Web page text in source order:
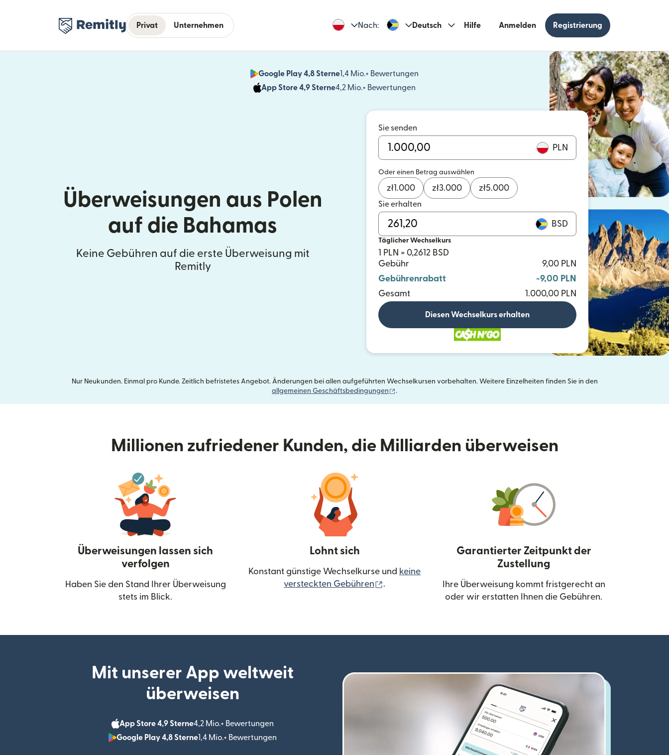
Privat Unternehmen Nach: Deutsch Hilfe Anmelden Registrierung
Google Play 4,8 Sterne1,4 Mio.+ Bewertungen
(wird in einem neuen Fenster geöffnet)
App Store 4,9 Sterne4,2 Mio.+ Bewertungen
(wird in einem neuen Fenster geöffnet)
Überweisungen aus Polen
auf die Bahamas
Keine Gebühren auf die erste Überweisung mit
Remitly
Sie senden
PLN
Oder einen Betrag auswählen
zł1.000 zł3.000 zł5.000
Sie erhalten
BSD
Täglicher Wechselkurs
1 PLN = 0,2612 BSD
Gebühr
9,00 PLN
Gebührenrabatt
-9,00 PLN
Gesamt
1.000,00 PLN
Diesen Wechselkurs erhalten
Nur Neukunden. Einmal pro Kunde. Zeitlich befristetes Angebot. Änderungen bei allen aufgeführten Wechselkursen vorbehalten. Weitere Einzelheiten finden Sie in den
allgemeinen Geschäftsbedingungen
(wird in einem neuen Fenster geöffnet)
.
Millionen zufriedener Kunden, die Milliarden überweisen
Überweisungen lassen sich
verfolgen
Haben Sie den Stand Ihrer Überweisung
stets im Blick.
Lohnt sich
Konstant günstige Wechselkurse und keine
versteckten Gebühren
(wird in einem neuen Fenster geöffnet)
.
Garantierter Zeitpunkt der
Zustellung
Ihre Überweisung kommt fristgerecht an
oder wir erstatten Ihnen die Gebühren.
Mit unserer App weltweit
überweisen
App Store 4,9 Sterne4,2 Mio.+ Bewertungen
Google Play 4,8 Sterne1,4 Mio.+ Bewertungen